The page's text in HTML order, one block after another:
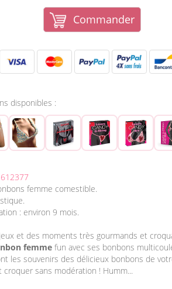
Commander
disponibles :
femme comestible.
: environ 9 mois.
et des moments très gourmands et
femme fun avec ses bonbons
les souvenirs des délicieux bonbons de
croquer sans modération ! Humm...